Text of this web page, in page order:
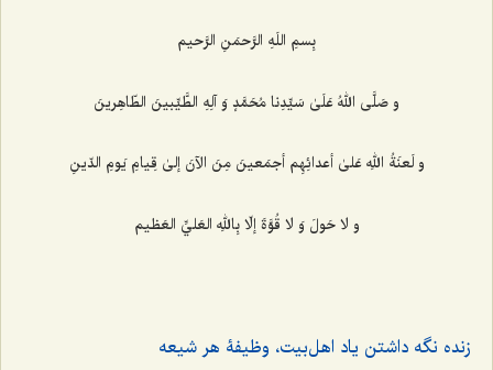
بِسمِ اللَهِ الرَّحمَنِ الرَّحيم‌
و صَلَّى اللهُ عَلَىٰ سَيِّدِنا مُحَمَّدٍ وَ آلِهِ الطَّيِّبينَ الطّاهِرينَ‌
و لَعنَةُ اللهِ عَلیٰ أعدائِهِم أجمَعينَ مِنَ الآنَ إلىٰ قِيامِ يَومِ الدّينِ
و لا حَولَ وَ لا قُوَّةَ إلّا بِاللهِ العَليِّ العَظيم‌
زنده نگه ‌داشتن یاد اهل‌بیت، وظیفۀ هر شیعه